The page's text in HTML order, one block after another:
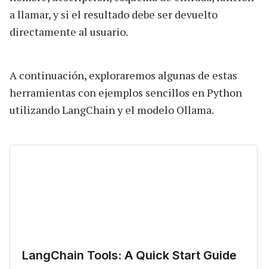
a llamar, y si el resultado debe ser devuelto
directamente al usuario.
A continuación, exploraremos algunas de estas
herramientas con ejemplos sencillos en Python
utilizando LangChain y el modelo Ollama.
LangChain Tools: A Quick Start Guide